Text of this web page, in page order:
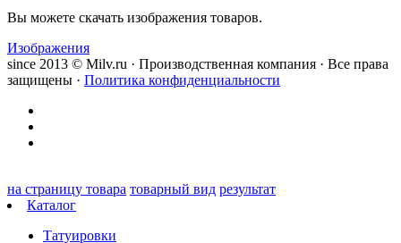
Вы можете скачать изображения товаров.
Изображения
since 2013 © Milv.ru · Производственная компания · Все права
защищены · Политика конфиденциальности
на страницу товара товарный вид результат
Каталог
Татуировки